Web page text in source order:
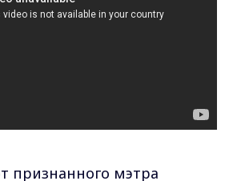
признанного мэтра